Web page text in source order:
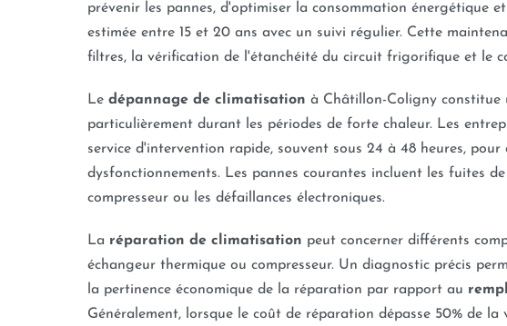
prévenir les pannes, d'optimiser la consommation énergétique
estimée entre 15 et 20 ans avec un suivi régulier. Cette
filtres, la vérification de l'étanchéité du circuit frigorifique et le
Le dépannage de climatisation à Châtillon-Coligny constitue
particulièrement durant les périodes de forte chaleur. Les
service d'intervention rapide, souvent sous 24 à 48 heures,
dysfonctionnements. Les pannes courantes incluent les fuites
compresseur ou les défaillances électroniques.
La réparation de climatisation peut concerner différents
échangeur thermique ou compresseur. Un diagnostic précis
la pertinence économique de la réparation par rapport au
Généralement, lorsque le coût de réparation dépasse 50% de